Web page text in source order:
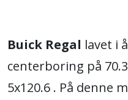
Buick Regal lavet i
centerboring på
5x120.6 . På denne